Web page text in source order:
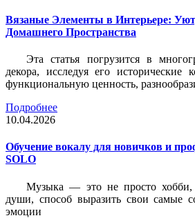
Вязаные Элементы в Интерьере:
Домашнего Пространства
Эта статья погрузится в
декора, исследуя его исторические
функциональную ценность,
Подробнее
10.04.2026
Обучение вокалу для новичков и
SOLO
Музыка — это не просто хобби,
души, способ выразить свои самые
эмоции